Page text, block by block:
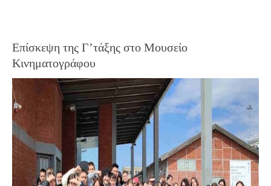
Επίσκεψη της Γ’τάξης στο Μουσείο
Κινηματογράφου